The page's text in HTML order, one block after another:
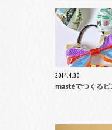
2014.4.30
mastéでつくる